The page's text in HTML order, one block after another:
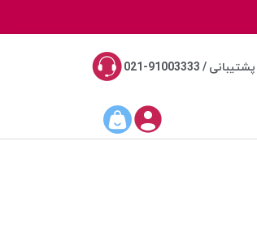
پشتیبانی / 91003333-021